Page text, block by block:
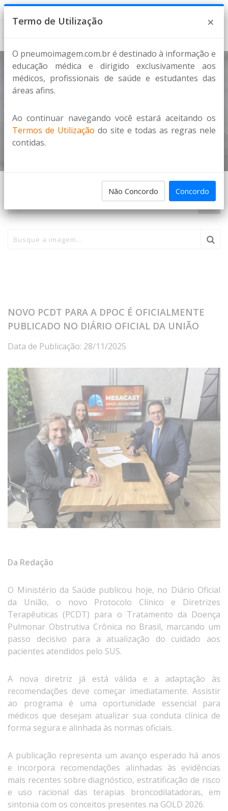
Notícias
PUBLICADO NO DIÁRIO OFICIAL DA UNIÃO
Home Notícias
PESQUISA DE IMAGENS
NOVO PCDT PARA A DPOC É OFICIALMENTE
PUBLICADO NO DIÁRIO OFICIAL DA UNIÃO
Data de Publicação: 28/11/2025
Da Redação
O Ministério da Saúde publicou hoje, no Diário Oficial
da União, o novo Protocolo Clínico e Diretrizes
Terapêuticas (PCDT) para o Tratamento da Doença
Pulmonar Obstrutiva Crônica no Brasil, marcando um
passo decisivo para a atualização do cuidado aos
pacientes atendidos pelo SUS.
A nova diretriz já está válida e a adaptação às
recomendações deve começar imediatamente. Assistir
ao programa é uma oportunidade essencial para
médicos que desejam atualizar sua conduta clínica de
forma segura e alinhada às normas oficiais.
A publicação representa um avanço esperado há anos
e incorpora recomendações alinhadas às evidências
mais recentes sobre diagnóstico, estratificação de risco
e uso racional das terapias broncodilatadoras, em
sintonia com os conceitos presentes na GOLD 2026.
×
Termo de Utilização
O pneumoimagem.com.br é destinado à informação e
educação médica e dirigido exclusivamente aos
médicos, profissionais de saúde e estudantes das
áreas afins.
Ao continuar navegando você estará aceitando os
Termos de Utilização do site e todas as regras nele
contidas.
Não Concordo Concordo